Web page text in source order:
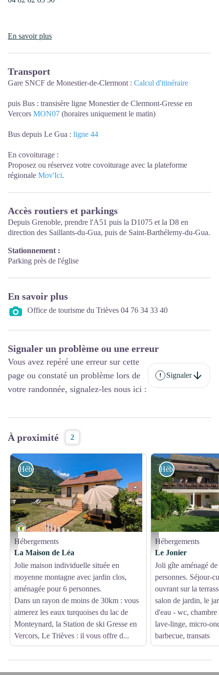
En savoir plus
Transport
Gare SNCF de Monestier-de-Clermont : Calcul d'itinéraire
puis Bus : transisère ligne Monestier de Clermont-Gresse en
Vercors MON07 (horaires uniquement le matin)
Bus depuis Le Gua : ligne 44
En covoiturage :
Proposez ou réservez votre covoiturage avec la plateforme
régionale Mov'Ici.
Accès routiers et parkings
Depuis Grenoble, prendre l'A51 puis la D1075 et la D8 en
direction des Saillants-du-Gua, puis de Saint-Barthélemy-du-Gua.
Stationnement :
Parking près de l'église
En savoir plus
Office de tourisme du Trièves 04 76 34 33 40
Signaler un problème ou une erreur
Vous avez repéré une erreur sur cette
page ou constaté un problème lors de
votre randonnée, signalez-les nous ici :
Signaler
À proximité 2
Gîtes de France
Hébergements
Hébergements
La Maison de Léa
Jolie maison individuelle située en
moyenne montagne avec jardin clos,
aménagée pour 6 personnes.
Dans un rayon de moins de 30km : vous
aimerez les eaux turquoises du lac de
Monteynard, la Station de ski Gresse en
Vercors, Le Trièves : il vous offre d...
Gîtes de France
Hébergements
Hébergements
Le Jonier
Joli gîte aménagé
personnes. Séjour-
ouvrant sur la
salon de jardin, le
d'eau - wc,
lave-linge, micro-
barbecue, transats